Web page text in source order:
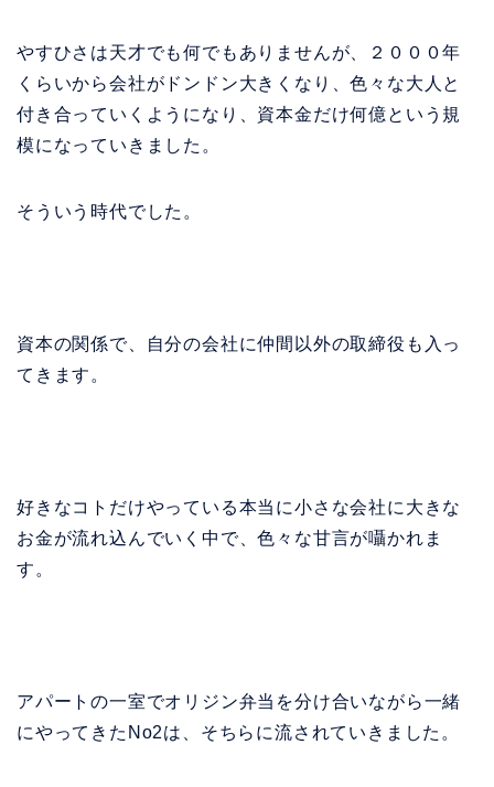
やすひさは天才でも何でもありませんが、２０００年
くらいから会社がドンドン大きくなり、色々な大人と
付き合っていくようになり、資本金だけ何億という規
模になっていきました。
そういう時代でした。
資本の関係で、自分の会社に仲間以外の取締役も入っ
てきます。
好きなコトだけやっている本当に小さな会社に大きな
お金が流れ込んでいく中で、色々な甘言が囁かれま
す。
アパートの一室でオリジン弁当を分け合いながら一緒
にやってきたNo2は、そちらに流されていきました。